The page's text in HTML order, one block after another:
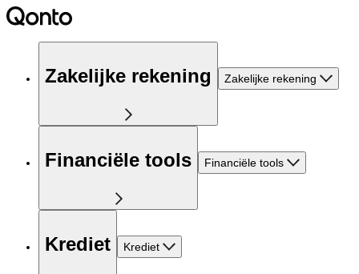
Zakelijke rekening Zakelijke rekening
Financiële tools Financiële tools
Krediet Krediet